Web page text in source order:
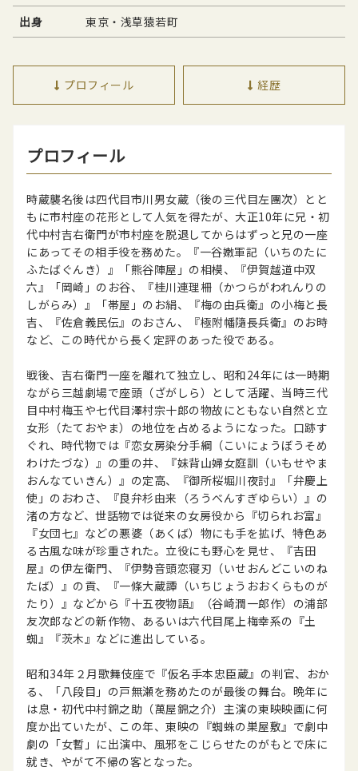
出身
東京・浅草猿若町
プロフィール 経歴
プロフィール
時蔵襲名後は四代目市川男女蔵（後の三代目左團次）とと
もに市村座の花形として人気を得たが、大正10年に兄・初
代中村吉右衛門が市村座を脱退してからはずっと兄の一座
にあってその相手役を務めた。『一谷嫩軍記（いちのたに
ふたばぐんき）』「熊谷陣屋」の相模、『伊賀越道中双
六』「岡崎」のお谷、『桂川連理柵（かつらがわれんりの
しがらみ）』「帯屋」のお絹、『梅の由兵衛』の小梅と長
吉、『佐倉義民伝』のおさん、『極附幡隨長兵衛』のお時
など、この時代から長く定評のあった役である。
戦後、吉右衛門一座を離れて独立し、昭和24年には一時期
ながら三越劇場で座頭（ざがしら）として活躍、当時三代
目中村梅玉や七代目澤村宗十郎の物故にともない自然と立
女形（たておやま）の地位を占めるようになった。口跡す
ぐれ、時代物では『恋女房染分手綱（こいにょうぼうそめ
わけたづな）』の重の井、『妹背山婦女庭訓（いもせやま
おんなていきん）』の定高、『御所桜堀川夜討』「弁慶上
使」のおわさ、『良弁杉由来（ろうべんすぎゆらい）』の
渚の方など、世話物では従来の女房役から『切られお富』
『女団七』などの悪婆（あくば）物にも手を拡げ、特色あ
る古風な味が珍重された。立役にも野心を見せ、『吉田
屋』の伊左衛門、『伊勢音頭恋寝刃（いせおんどこいのね
たば）』の貢、『一條大蔵譚（いちじょうおおくらものが
たり）』などから『十五夜物語』（谷崎潤一郎作）の浦部
友次郎などの新作物、あるいは六代目尾上梅幸系の『土
蜘』『茨木』などに進出している。
昭和34年２月歌舞伎座で『仮名手本忠臣蔵』の判官、おか
る、「八段目」の戸無瀬を務めたのが最後の舞台。晩年に
は息・初代中村錦之助（萬屋錦之介）主演の東映映画に何
度か出ていたが、この年、東映の『蜘蛛の巣屋敷』で劇中
劇の「女暫」に出演中、風邪をこじらせたのがもとで床に
就き、やがて不帰の客となった。